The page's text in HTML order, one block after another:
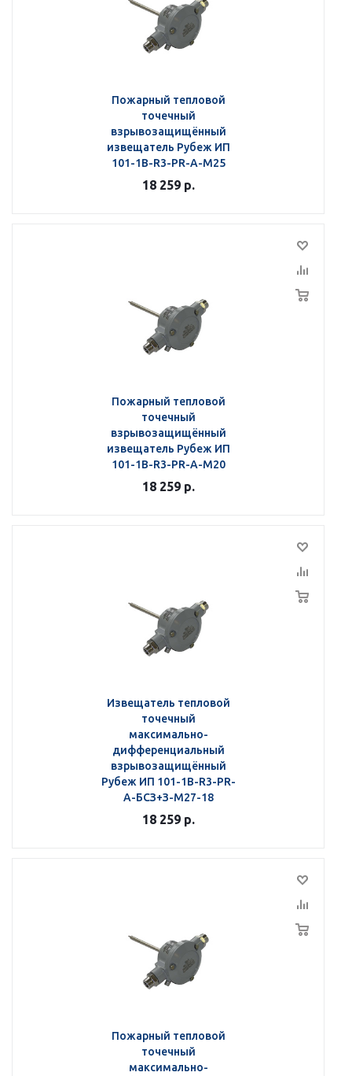
Пожарный тепловой
точечный
взрывозащищённый
извещатель Рубеж ИП
101-1В-R3-РR-А-М25
18 259 р.
Пожарный тепловой
точечный
взрывозащищённый
извещатель Рубеж ИП
101-1В-R3-РR-А-М20
18 259 р.
Извещатель тепловой
точечный
максимально-
дифференциальный
взрывозащищённый
Рубеж ИП 101-1В-R3-РR-
А-БСЗ+З-М27-18
18 259 р.
Пожарный тепловой
точечный
максимально-